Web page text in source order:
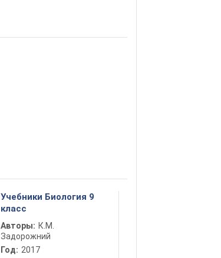
Учебники Биология 9
класс
Авторы: К.М.
Задорожний
Год: 2017